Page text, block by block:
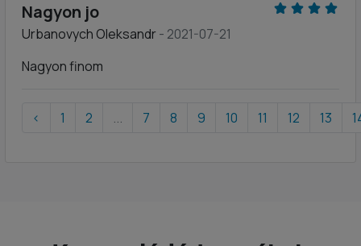
Nagyon jo
Urbanovych Oleksandr- 2021-07-21
Nagyon finom
‹ 1 2 ... 7 8 9 10 11 12 13